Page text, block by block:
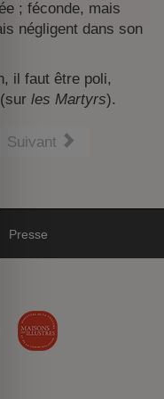
; féconde, mais
négligent dans son
il faut être poli,
les Martyrs).
Suivant
Presse